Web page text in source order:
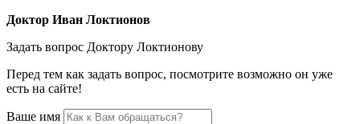
Доктор Иван Локтионов
Задать вопрос Доктору Локтионову
Перед тем как задать вопрос, посмотрите возможно он уже
есть на сайте!
Ваше имя